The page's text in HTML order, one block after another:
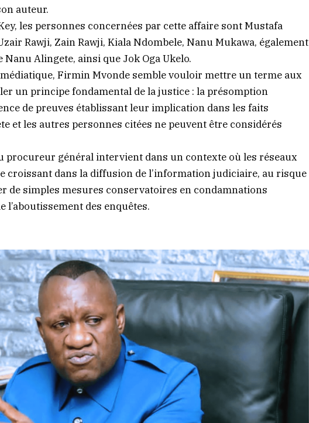
auteur.
les personnes concernées par cette affaire sont Mustafa
Rawji, Zain Rawji, Kiala Ndombele, Nanu Mukawa, également
Alingete, ainsi que Jok Oga Ukelo.
Firmin Mvonde semble vouloir mettre un terme aux
un principe fondamental de la justice : la présomption
de preuves établissant leur implication dans les faits
et les autres personnes citées ne peuvent être considérés
procureur général intervient dans un contexte où les réseaux
croissant dans la diffusion de l’information judiciaire, au risque
de simples mesures conservatoires en condamnations
l’aboutissement des enquêtes.